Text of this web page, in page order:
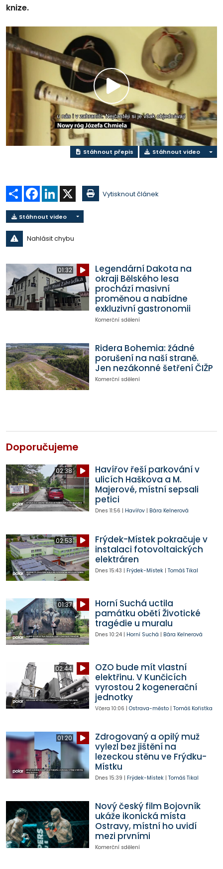
knize.
Přehrát
video
Stáhnout přepis Stáhnout video
Sdílet Facebook
LinkedIn Vytisknout článek
Stáhnout video
Nahlásit chybu
01:32
Legendární Dakota na
okraji Bělského lesa
prochází masivní
proměnou a nabídne
exkluzivní gastronomii
Komerční sdělení
Ridera Bohemia: žádné
porušení na naší straně.
Jen nezákonné šetření ČIŽP
Komerční sdělení
Doporučujeme
02:38
Havířov řeší parkování v
ulicích Haškova a M.
Majerové, místní sepsali
petici
Dnes 11:56 | Havířov| Bára Kelnerová
02:53
Frýdek-Místek pokračuje v
instalaci fotovoltaických
elektráren
Dnes 15:43 | Frýdek-Místek| Tomáš Tikal
01:37
Horní Suchá uctila
památku obětí Životické
tragédie u muralu
Dnes 10:24| Horní Suchá | Bára Kelnerová
02:44
OZO bude mít vlastní
elektřinu. V Kunčicích
vyrostou 2 kogenerační
jednotky
Včera 10:06 | Ostrava-město| Tomáš Kořistka
01:20
Zdrogovaný a opilý muž
vylezl bez jištění na
lezeckou stěnu ve Frýdku-
Místku
Dnes 15:39 | Frýdek-Místek| Tomáš Tikal
Nový český film Bojovník
ukáže ikonická místa
Ostravy, místní ho uvidí
mezi prvními
Komerční sdělení